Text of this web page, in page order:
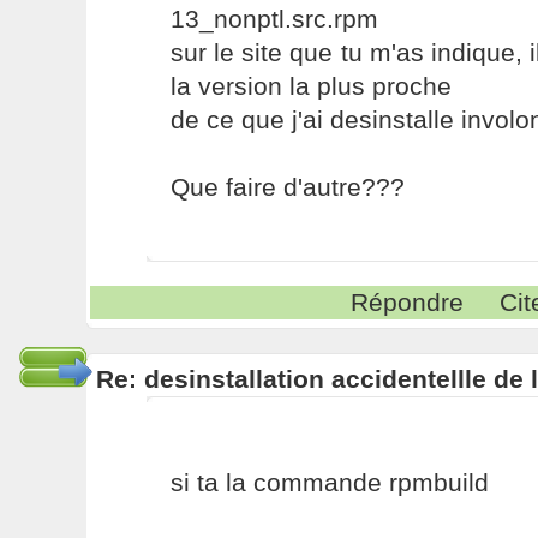
13_nonptl.src.rpm
sur le site que tu m'as indique,
la version la plus proche
de ce que j'ai desinstalle
Que faire d'autre???
Répondre
Re: desinstallation accidentellle de
si ta la commande rpmbuild